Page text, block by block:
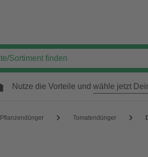
Nutze die Vorteile und wähle jetzt
Pflanzendünger Tomatendünger